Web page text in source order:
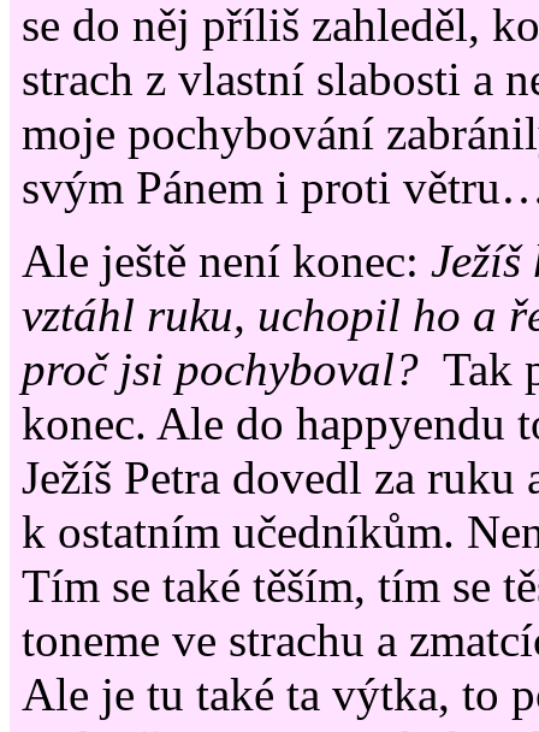
se do něj příliš zahleděl,
strach z vlastní slabosti a
moje pochybování
svým Pánem i proti
Ale ještě není konec:
vztáhl ruku, uchopil ho a
proč jsi pochyboval? Tak
konec. Ale do happyendu
Ježíš Petra dovedl za ruku
k ostatním učedníkům.
Tím se také těším, tím se
toneme ve strachu a
Ale je tu také ta výtka, to